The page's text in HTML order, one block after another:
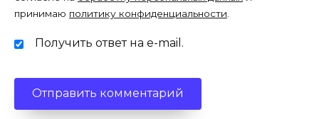
принимаю политику конфиденциальности.
Получить ответ на e-mail.